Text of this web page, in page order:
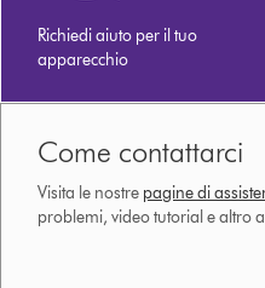
Richiedi aiuto per il tuo
apparecchio
Come contattarci
Visita le nostre pagine di
problemi, video tutorial e altro